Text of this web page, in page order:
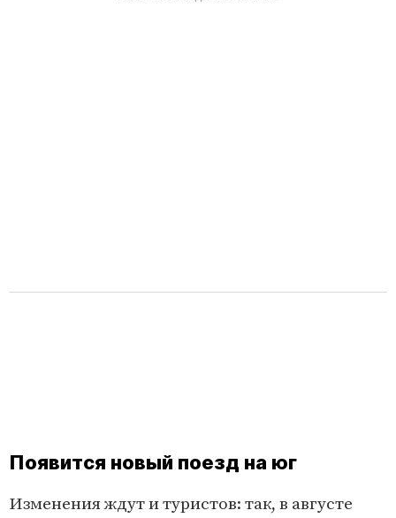
Появится новый поезд на юг
Изменения ждут и туристов: так, в августе